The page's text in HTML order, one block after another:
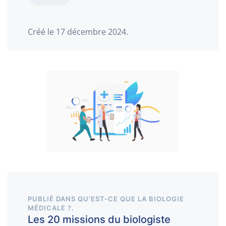
Créé le 17 décembre 2024.
PUBLIÉ DANS QU'EST-CE QUE LA BIOLOGIE
MÉDICALE ?.
Les 20 missions du biologiste